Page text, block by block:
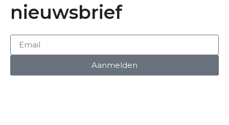
nieuwsbrief
Aanmelden